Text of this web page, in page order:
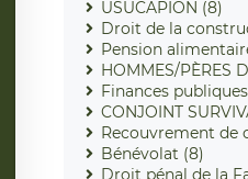
USUCAPION (8)
Droit de la
Pension
HOMMES/PÈRES
Finances
CONJOINT
Recouvrement de
Bénévolat (8)
Droit pénal de la